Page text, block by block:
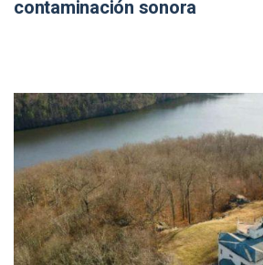
contaminación sonora